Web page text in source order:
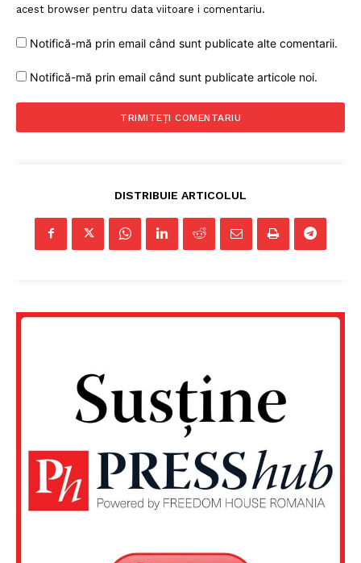
acest browser pentru data viitoare i comentariu.
Notifică-mă prin email când sunt publicate alte comentarii.
Notifică-mă prin email când sunt publicate articole noi.
DISTRIBUIE ARTICOLUL